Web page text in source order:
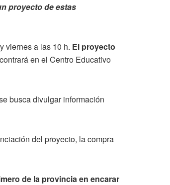
proyecto de estas
viernes a las 10 h. El proyecto
en el Centro Educativo
busca divulgar información
del proyecto, la compra
de la provincia en encarar